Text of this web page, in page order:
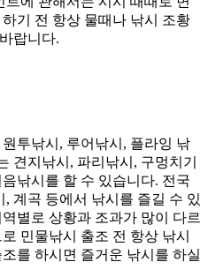
기 전 항상 물때나 낚시 조황
랍니다.
투낚시, 루어낚시, 플라잉 낚
견지낚시, 파리낚시, 구멍치기
낚시를 할 수 있습니다. 전국
계곡 등에서 낚시를 즐길 수 있
별로 상황과 조과가 많이 다르
민물낚시 출조 전 항상 낚시
를 하시면 즐거운 낚시를 하실